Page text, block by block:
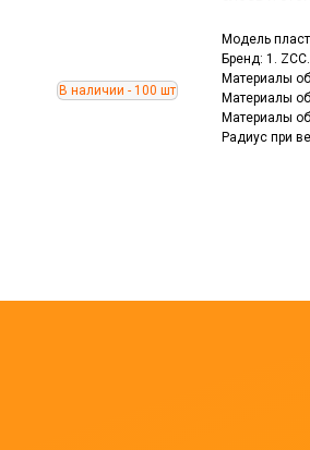
Модель
Бренд: 1.
Материалы
Материалы
Материалы
Радиус при